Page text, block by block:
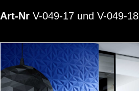
Art-Nr V-049-17 und V-049-18